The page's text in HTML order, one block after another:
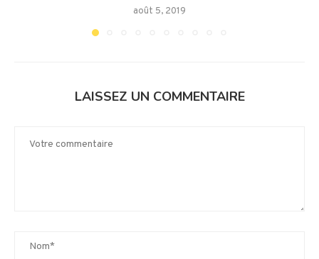
août 5, 2019
LAISSEZ UN COMMENTAIRE